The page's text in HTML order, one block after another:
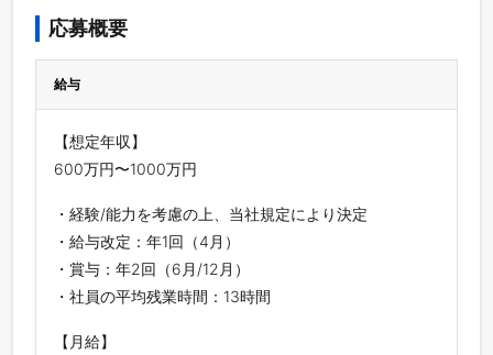
応募概要
給与
【想定年収】
600万円〜1000万円
・経験/能力を考慮の上、当社規定により決定
・給与改定：年1回（4月）
・賞与：年2回（6月/12月）
・社員の平均残業時間：13時間
【月給】